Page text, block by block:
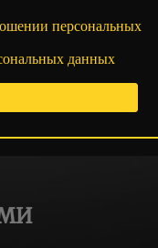
персональных
данных